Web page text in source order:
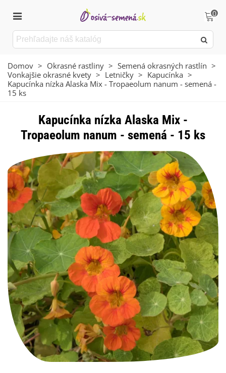
0
Domov > Okrasné rastliny > Semená okrasných rastlín >
Vonkajšie okrasné kvety > Letničky > Kapucínka >
Kapucínka nízka Alaska Mix - Tropaeolum nanum - semená -
15 ks
Kapucínka nízka Alaska Mix -
Tropaeolum nanum - semená - 15 ks